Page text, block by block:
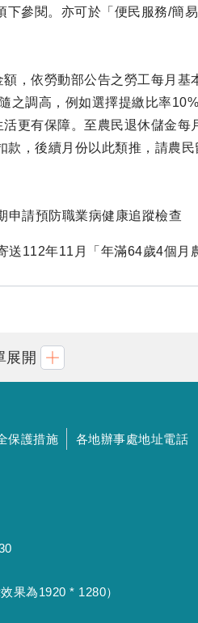
下參閱。亦可於「便民服務/簡
，依勞動部公告之勞工每月
之調高，例如選擇提繳比率
更有保障。至農民退休儲金
，後續月份以此類推，請農
申請預防職業病健康追蹤檢查
送112年11月「年滿64歲4個月
展開
保護措施
各地辦事處地址電話
果為1920 * 1280）